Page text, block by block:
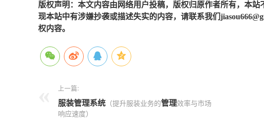
版权声明：本文内容由网络用户投稿，版权归原作者所有，本
现本站中有涉嫌抄袭或描述失实的内容，请联系我们
权内容。
上一篇:
服装管理系统 （提升服装业务的管理效率与市场
响应速度）